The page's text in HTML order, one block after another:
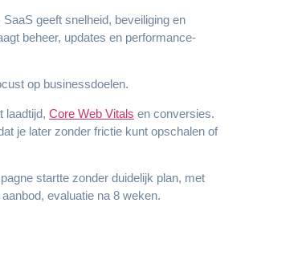
geeft snelheid, beveiliging en
beheer, updates en performance-
op businessdoelen.
laadtijd, Core Web Vitals en conversies.
je later zonder frictie kunt opschalen of
startte zonder duidelijk plan, met
evaluatie na 8 weken.